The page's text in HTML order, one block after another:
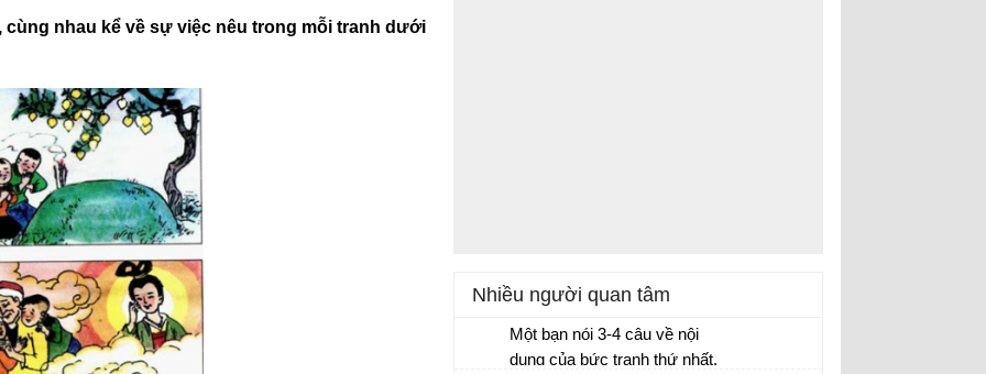
cùng nhau kể về sự việc nêu trong mỗi tranh dưới
Nhiều người quan tâm
Một bạn nói 3-4 câu về nội
dung của bức tranh thứ nhất,